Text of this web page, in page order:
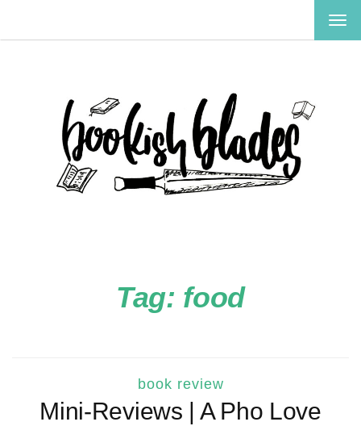
Tag: food
book review
Mini-Reviews | A Pho Love